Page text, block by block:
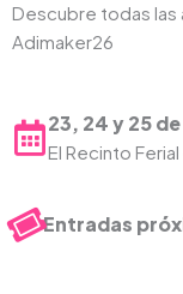
Descubre todas las
Adimaker26
23, 24 y 25
El Recinto
Entradas